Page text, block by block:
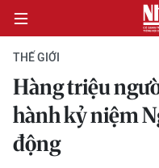
CHÍNH TRỊ
KINH TẾ
THẾ GIỚI
Hàng triệu
hành kỷ niệm
động